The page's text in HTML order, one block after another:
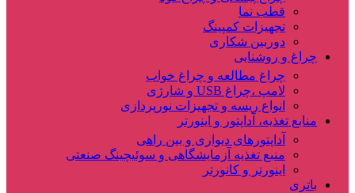
قطب نما
تجهیزات کمپینگ
دوربین شکاری
چراغ و روشنایی
چراغ مطالعه و چراغ خواب
لامپ ،چراغ USB و شارژی
انواع ریسه و تجهیزات نورپردازی
منابع تغذیه، آداپتور و اینورتر
آداپتورهای دیواری و بین راهی
منبع تغذیه آزمایشگاهی و سوئیچینگ صنعتی
اینورتر و کانورتر
باتری